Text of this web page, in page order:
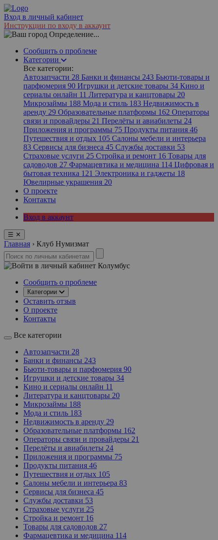
Вход в личный кабинет
Инструкции по входу в аккаунт
Определение...
Сообщить о проблеме
Категории
Все категории:
Автозапчасти 28 Банки и финансы 243 Бьюти-товары и
парфюмерия 90 Игрушки и детские товары 34 Кино и
сериалы онлайн 11 Литература и канцтовары 20
Микрозаймы 188 Мода и стиль 183 Недвижимость в
аренду 29 Образовательные платформы 162 Операторы
связи и провайдеры 21 Перелёты и авиабилеты 24
Приложения и программы 75 Продукты питания 46
Путешествия и отдых 105 Салоны мебели и интерьера
83 Сервисы для бизнеса 45 Службы доставки 53
Страховые услуги 25 Стройка и ремонт 16 Товары для
садоводов 27 Фармацевтика и медицина 114 Цифровая и
бытовая техника 121 Электроника и гаджеты 18
Ювелирные украшения 20
О проекте
Контакты
Вход в аккаунт
☰ ✕
Главная › Клуб Нумизмат
Колумбус
Сообщить о проблеме
Категории
Оставить отзыв
О проекте
Контакты
Все категории
Автозапчасти 28
Банки и финансы 243
Бьюти-товары и парфюмерия 90
Игрушки и детские товары 34
Кино и сериалы онлайн 11
Литература и канцтовары 20
Микрозаймы 188
Мода и стиль 183
Недвижимость в аренду 29
Образовательные платформы 162
Операторы связи и провайдеры 21
Перелёты и авиабилеты 24
Приложения и программы 75
Продукты питания 46
Путешествия и отдых 105
Салоны мебели и интерьера 83
Сервисы для бизнеса 45
Службы доставки 53
Страховые услуги 25
Стройка и ремонт 16
Товары для садоводов 27
Фармацевтика и медицина 114